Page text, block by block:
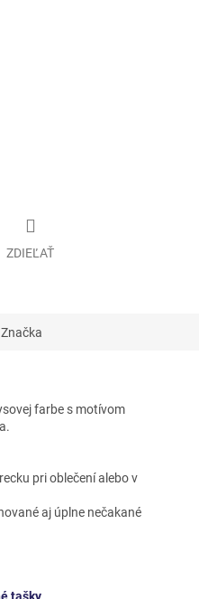
ZDIEĽAŤ
Značka
farbe s motívom
pri oblečení alebo v
aj úplne nečakané